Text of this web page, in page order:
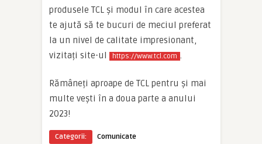
produsele TCL și modul în care acestea
te ajută să te bucuri de meciul preferat
la un nivel de calitate impresionant,
vizitați site-ul
https://www.tcl.com
Rămâneți aproape de TCL pentru și mai
multe vești în a doua parte a anului
2023!
Categorii: Comunicate